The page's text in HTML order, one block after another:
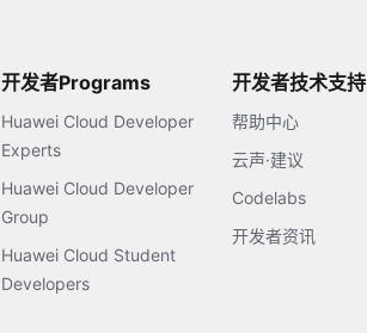
开发者Programs
Huawei Cloud Developer
Experts
Huawei Cloud Developer
Group
Huawei Cloud Student
Developers
开发者技术支持
帮助中心
云声·建议
Codelabs
开发者资讯